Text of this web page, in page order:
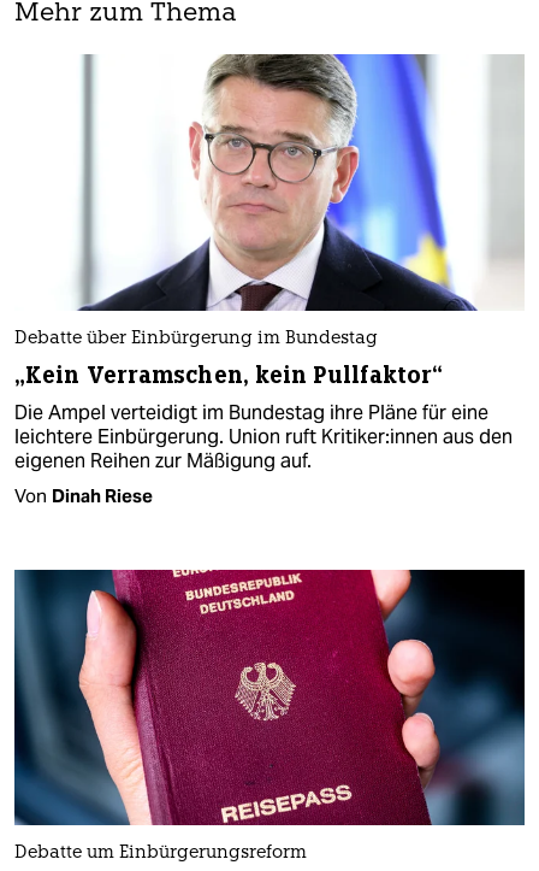
Mehr zum Thema
Debatte über Einbürgerung im Bundestag
„Kein Verramschen, kein Pullfaktor“
Die Ampel verteidigt im Bundestag ihre Pläne für eine
leichtere Einbürgerung. Union ruft Kri­ti­ke­r:in­nen aus den
eigenen Reihen zur Mäßigung auf.
Von Dinah Riese
Debatte um Einbürgerungsreform